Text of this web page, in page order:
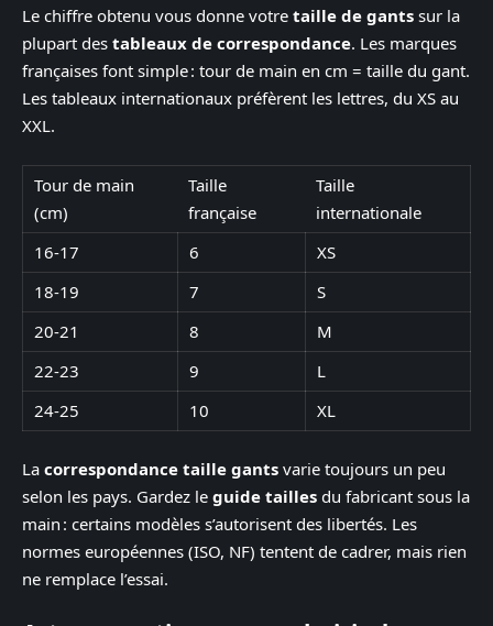
Le chiffre obtenu vous donne votre taille de gants sur la
plupart des tableaux de correspondance. Les marques
françaises font simple : tour de main en cm = taille du gant.
Les tableaux internationaux préfèrent les lettres, du XS au
XXL.
Tour de main
(cm)
Taille
française
Taille
internationale
16-17
6
XS
18-19
7
S
20-21
8
M
22-23
9
L
24-25
10 XL
La correspondance taille gants varie toujours un peu
selon les pays. Gardez le guide tailles du fabricant sous la
main : certains modèles s’autorisent des libertés. Les
normes européennes (ISO, NF) tentent de cadrer, mais rien
ne remplace l’essai.